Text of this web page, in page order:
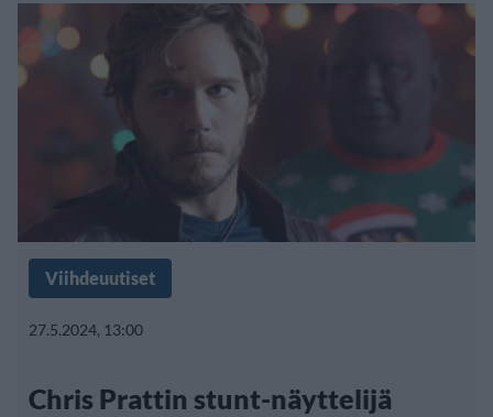
Viihdeuutiset
27.5.2024, 13:00
Chris Prattin stunt-näyttelijä